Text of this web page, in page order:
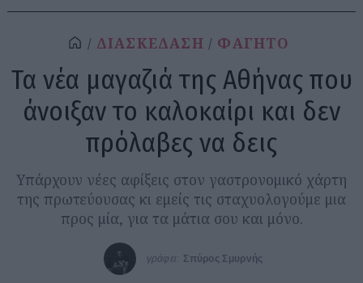
ΔΙΑΣΚΕΔΑΣΗ ΦΑΓΗΤΟ
Τα νέα μαγαζιά της Αθήνας που
άνοιξαν το καλοκαίρι και δεν
πρόλαβες να δεις
Υπάρχουν νέες αφίξεις στον γαστρονομικό χάρτη
της πρωτεύουσας κι εμείς τις σταχυολογούμε μια
προς μία, για τα μάτια σου και μόνο.
γράφει: Σπύρος Σμυρνής